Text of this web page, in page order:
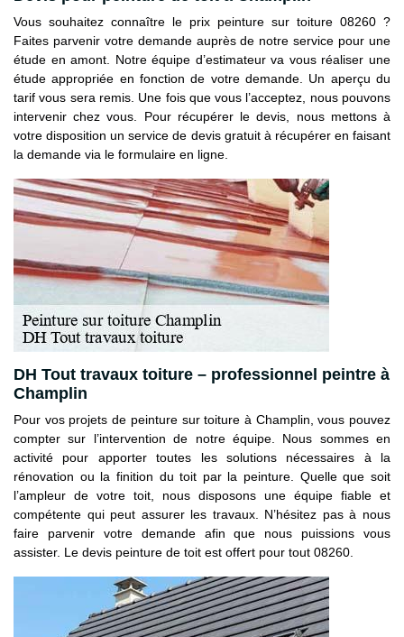
Vous souhaitez connaître le prix peinture sur toiture 08260 ?
Faites parvenir votre demande auprès de notre service pour une
étude en amont. Notre équipe d’estimateur va vous réaliser une
étude appropriée en fonction de votre demande. Un aperçu du
tarif vous sera remis. Une fois que vous l’acceptez, nous pouvons
intervenir chez vous. Pour récupérer le devis, nous mettons à
votre disposition un service de devis gratuit à récupérer en faisant
la demande via le formulaire en ligne.
DH Tout travaux toiture – professionnel peintre à
Champlin
Pour vos projets de peinture sur toiture à Champlin, vous pouvez
compter sur l’intervention de notre équipe. Nous sommes en
activité pour apporter toutes les solutions nécessaires à la
rénovation ou la finition du toit par la peinture. Quelle que soit
l’ampleur de votre toit, nous disposons une équipe fiable et
compétente qui peut assurer les travaux. N’hésitez pas à nous
faire parvenir votre demande afin que nous puissions vous
assister. Le devis peinture de toit est offert pour tout 08260.